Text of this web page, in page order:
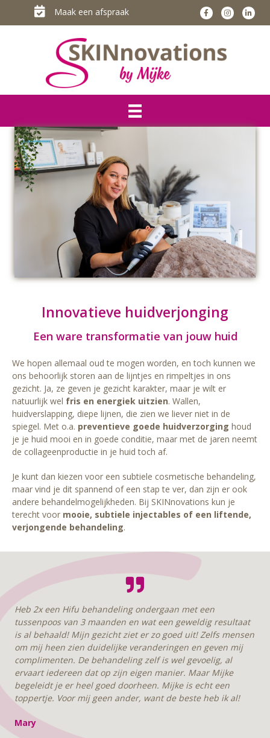
Maak een afspraak
Innovatieve huidverjonging
Een ware transformatie van jouw huid
We hopen allemaal oud te mogen worden, en toch kunnen we
ons behoorlijk storen aan de lijntjes en rimpeltjes in ons
gezicht. Ja, ze geven je gezicht karakter, maar je wilt er
natuurlijk wel fris en energiek uitzien. Wallen,
huidverslapping, diepe lijnen, die zien we liever niet in de
spiegel. Met o.a. preventieve goede huidverzorging houd
je je huid mooi en in goede conditie, maar met de jaren neemt
de collageenproductie in je huid toch af.
Je kunt dan kiezen voor een subtiele cosmetische behandeling,
maar vind je dit spannend of een stap te ver, dan zijn er ook
andere behandelmogelijkheden. Bij SKINnovations kun je
terecht voor mooie, subtiele injectables of een liftende,
verjongende behandeling.
Heb 2x een Hifu behandeling ondergaan met een
tussenpoos van 3 maanden en wat een geweldig resultaat
is al behaald! Mijn gezicht ziet er zo goed uit! Zelfs mensen
om mij heen zien duidelijke veranderingen en geven mij
complimenten. De behandeling zelf is wel gevoelig, al
ervaart iedereen dat op zijn eigen manier. Maar Mijke
begeleidt je er heel goed doorheen. Mijke is echt een
toppertje. Voor mij geen ander, want de beste heb ik al!
Mary